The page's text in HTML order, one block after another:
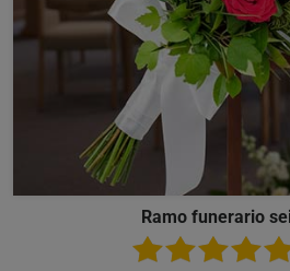
Ramo funerario